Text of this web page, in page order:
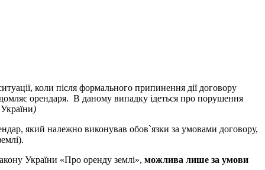
коли після формального припинення дії договору
орендаря. В даному випадку ідеться про порушення
України)
який належно виконував обов`язки за умовами договору,
України «Про оренду землі», можлива лише за умови